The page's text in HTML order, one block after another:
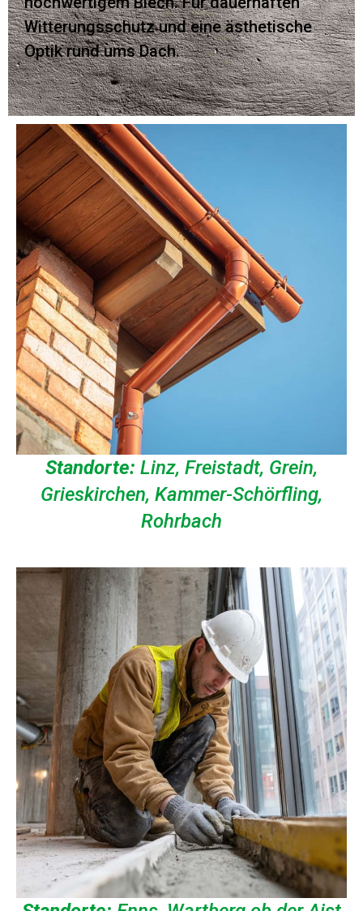
Witterungsschutz und eine ästhetische
Optik rund ums Dach.
Standorte: Linz, Freistadt, Grein,
Grieskirchen, Kammer-Schörfling,
Rohrbach